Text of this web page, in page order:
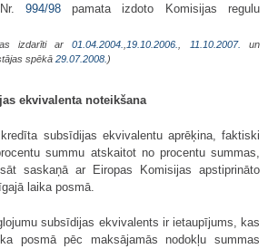
994/98pamata izdoto Komisijas regulu
izdarīti ar01.04.2004.,19.10.2006., 11.10.2007. un
spēkā 29.07.2008.)
ekvivalenta noteikšana
subsīdijas ekvivalentu aprēķina, faktiski
summu atskaitot no procentu summas,
saskaņā ar Eiropas Komisijas apstiprināto
laika posmā.
subsīdijas ekvivalents ir ietaupījums, kas
posmā pēc maksājamās nodokļu summas